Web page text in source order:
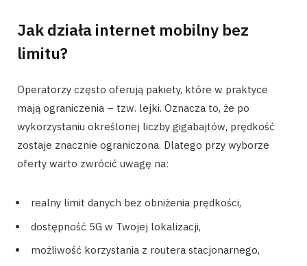
Jak działa internet mobilny bez
limitu?
Operatorzy często oferują pakiety, które w praktyce
mają ograniczenia – tzw. lejki. Oznacza to, że po
wykorzystaniu określonej liczby gigabajtów, prędkość
zostaje znacznie ograniczona. Dlatego przy wyborze
oferty warto zwrócić uwagę na:
realny limit danych bez obniżenia prędkości,
dostępność 5G w Twojej lokalizacji,
możliwość korzystania z routera stacjonarnego,